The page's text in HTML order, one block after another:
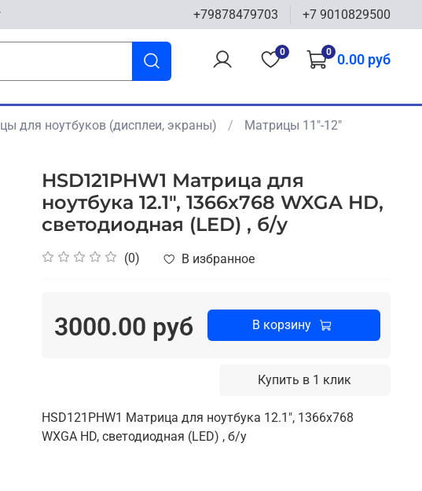
+79878479703 +7 9010829500
0 0 0.00 руб
для ноутбуков (дисплеи, экраны) Матрицы 11"-12"
HSD121PHW1 Матрица для
ноутбука 12.1", 1366x768 WXGA HD,
cветодиодная (LED) , б/у
(0) В избранное
3000.00 руб В корзину
Купить в 1 клик
HSD121PHW1 Матрица для ноутбука 12.1", 1366x768
WXGA HD, cветодиодная (LED) , б/у